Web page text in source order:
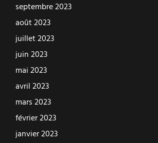
septembre 2023
août 2023
juillet 2023
juin 2023
mai 2023
avril 2023
mars 2023
février 2023
janvier 2023